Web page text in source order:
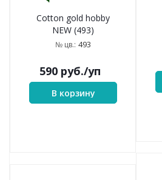
Cotton gold hobby
NEW (493)
№ цв.: 493
590 руб./уп
В корзину